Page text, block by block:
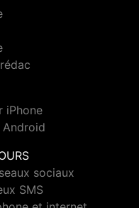
iPhone
Android
sociaux
SMS